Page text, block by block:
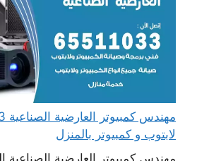
لابتوب و كمبيوتر بالمنزل
مهندس كمبيوتر العارضية الصناعية